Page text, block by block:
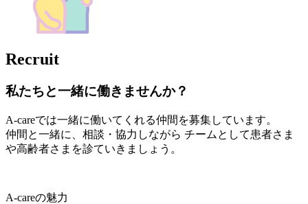
Recruit
私たちと一緒に働きませんか？
A-careでは一緒に働いてくれる仲間を募集しています。
仲間と一緒に、相談・協力しながら チームとして患者さま
や高齢者さまを診ていきましょう。
A-careの魅力